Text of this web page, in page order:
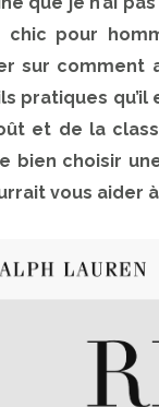
chic pour
sur comment
pratiques qu’il
et de la
bien choisir
vous aider